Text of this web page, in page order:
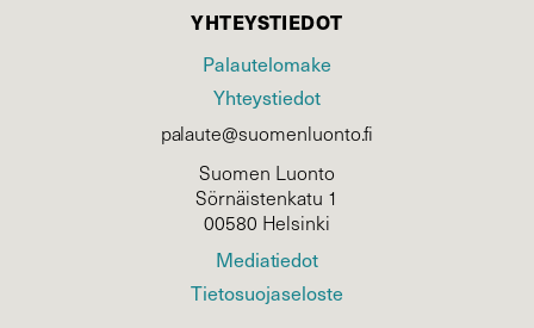
YHTEYSTIEDOT
Palautelomake
Yhteystiedot
palaute@suomenluonto.fi
Suomen Luonto
Sörnäistenkatu 1
00580 Helsinki
Mediatiedot
Tietosuojaseloste